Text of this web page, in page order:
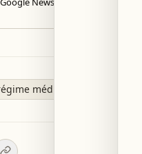
méditerranéen